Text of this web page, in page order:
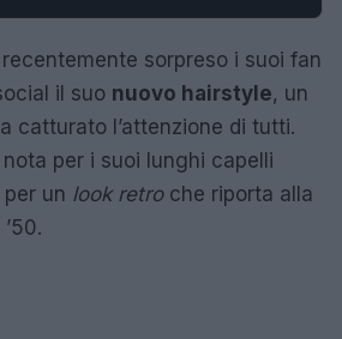
sorpreso i suoi fan
il suo nuovo hairstyle, un
catturato l’attenzione di tutti.
per i suoi lunghi capelli
un look retroche riporta alla